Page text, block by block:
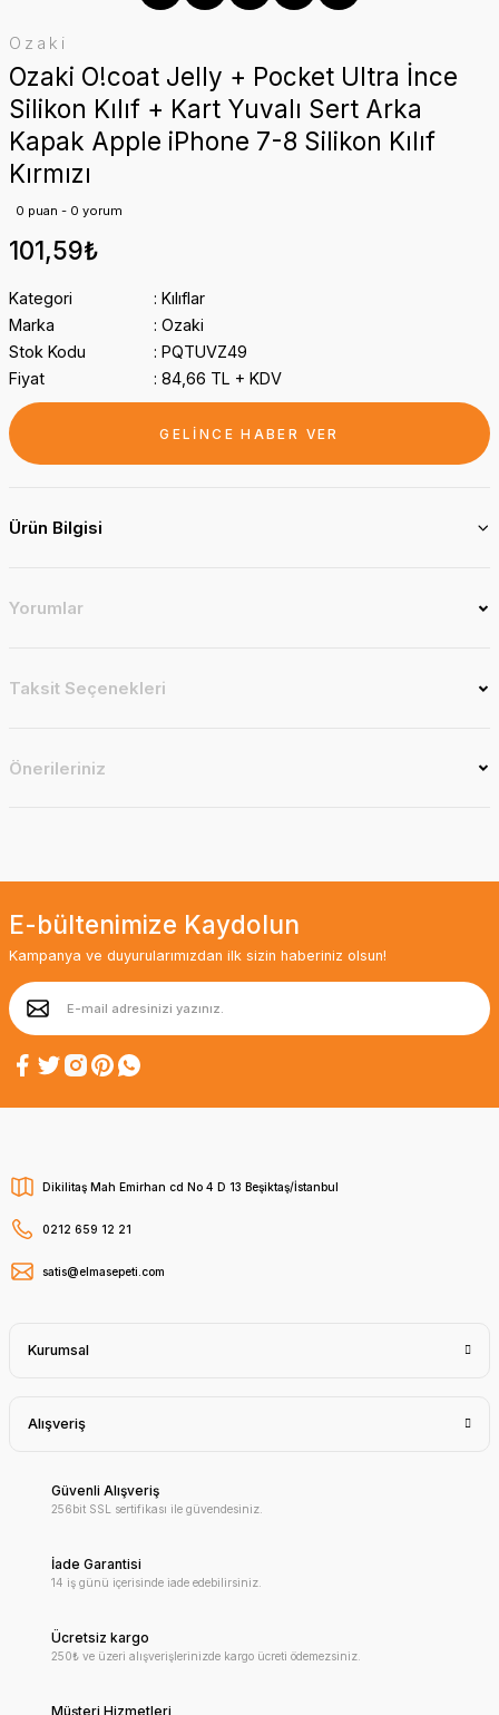
Ozaki
Ozaki O!coat Jelly + Pocket Ultra İnce
Silikon Kılıf + Kart Yuvalı Sert Arka
Kapak Apple iPhone 7-8 Silikon Kılıf
Kırmızı
0 puan - 0 yorum
101,59₺
Kategori
Kılıflar
Marka
Ozaki
Stok Kodu
PQTUVZ49
Fiyat
84,66 TL + KDV
GELİNCE HABER VER
Ürün Bilgisi
Yorumlar
Taksit Seçenekleri
Önerileriniz
E-bültenimize Kaydolun
Kampanya ve duyurularımızdan ilk sizin haberiniz olsun!
Dikilitaş Mah Emirhan cd No 4 D 13 Beşiktaş/İstanbul
0212 659 12 21
satis@elmasepeti.com
Kurumsal
Alışveriş
Güvenli Alışveriş
256bit SSL sertifikası ile güvendesiniz.
İade Garantisi
14 iş günü içerisinde iade edebilirsiniz.
Ücretsiz kargo
250₺ ve üzeri alışverişlerinizde kargo ücreti ödemezsiniz.
Müşteri Hizmetleri